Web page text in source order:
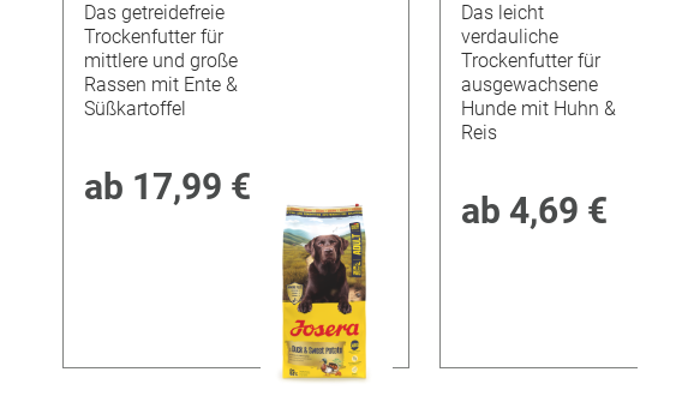
Das getreidefreie
Trockenfutter für
mittlere und große
Rassen mit Ente &
Süßkartoffel
ab 17,99 €
Das leicht
verdauliche
Trockenfutter für
ausgewachsene
Hunde mit Huhn &
Reis
ab 4,69 €